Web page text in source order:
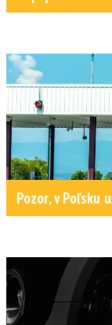
Pozor, v Poľsku